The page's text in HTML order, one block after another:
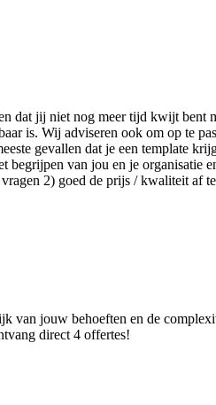
dat jij niet nog meer tijd kwijt bent
is. Wij adviseren ook om op te
gevallen dat je een template
van jou en je
2) goed de prijs / kwaliteit af
van jouw behoeften en de
direct 4 offertes!